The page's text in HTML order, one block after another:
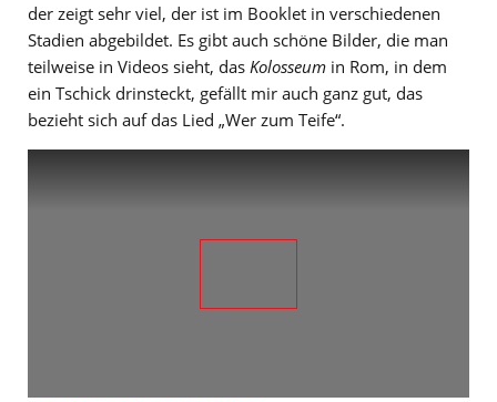
der zeigt sehr viel, der ist im Booklet in verschiedenen
Stadien abgebildet. Es gibt auch schöne Bilder, die man
teilweise in Videos sieht, das Kolosseum in Rom, in dem
ein Tschick drinsteckt, gefällt mir auch ganz gut, das
bezieht sich auf das Lied „Wer zum Teife“.